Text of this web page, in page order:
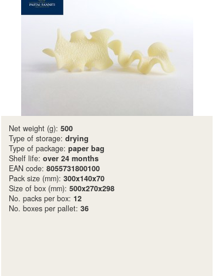
Net weight (g): 500
Type of storage: drying
Type of package: paper bag
Shelf life: over 24 months
EAN code: 8055731800100
Pack size (mm): 300x140x70
Size of box (mm): 500x270x298
No. packs per box: 12
No. boxes per pallet: 36